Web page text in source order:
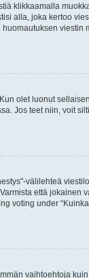
klikkaamalla
alla, joka kertoo
olet luonut
Jos teet niin, voit
välilehteä
että
voting under
vaihtoehtoja